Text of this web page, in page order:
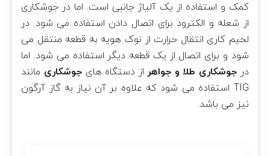
کمک و استفاده از یک آلیاژ جانبی است. اما در جوشکاری
از شعله و الکترود برای اتصال دادن استفاده می شود. در
لحیم کاری انتقال حرارت از نوک هویه به قطعه منتقل می
شود و برای اتصال از یک قطعه دیگر استفاده می شود. اما
در جوشکاری طلا و جواهر از دستگاه هایجوشکاری مانند
TIG استفاده می شود که علاوه بر آن نیاز به گاز آرگون
نیز می باشد.